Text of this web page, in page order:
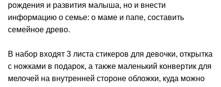
рождения и развития малыша, но и внести
информацию о семье: о маме и папе, составить
семейное древо.
В набор входят 3 листа стикеров для девочки, открытка
с ножками в подарок, а также маленький конвертик для
мелочей на внутренней стороне обложки, куда можно